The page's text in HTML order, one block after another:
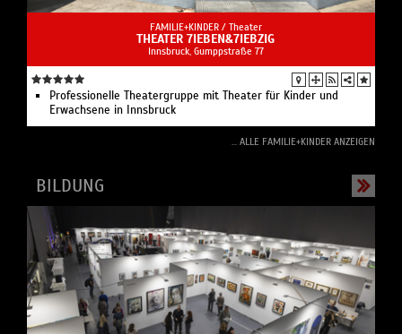
FAMILIE+KINDER / Theater
THEATER 7IEBEN&7IEBZIG
Innsbruck, Gumppstraße 77
Professionelle Theatergruppe mit Theater für Kinder und
Erwachsene in Innsbruck
... ALLE FAMILIE+KINDER ANZEIGEN
BILDUNG